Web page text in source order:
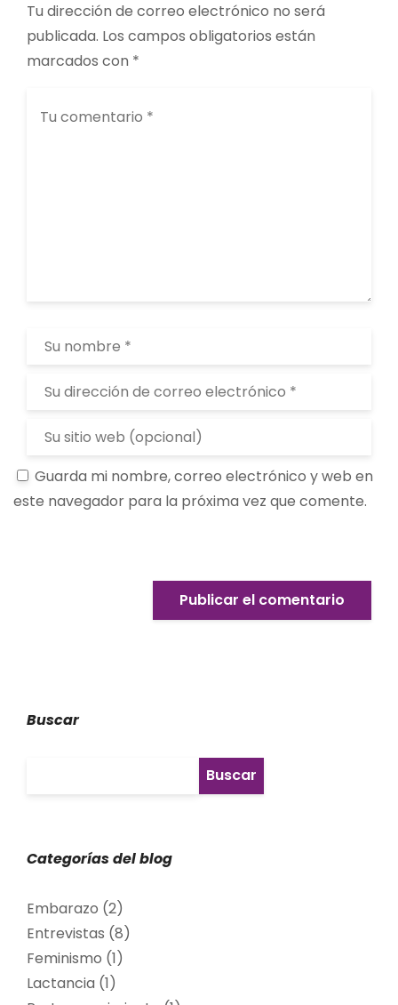
Tu dirección de correo electrónico no será
publicada. Los campos obligatorios están
marcados con *
Guarda mi nombre, correo electrónico y web en
este navegador para la próxima vez que comente.
Buscar
Categorías del blog
Embarazo (2)
Entrevistas (8)
Feminismo (1)
Lactancia (1)